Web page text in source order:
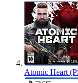
Atomic Heart